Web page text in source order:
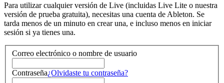
Para utilizar cualquier versión de Live (incluidas Live Lite o nuestra
versión de prueba gratuita), necesitas una cuenta de Ableton. Se
tarda menos de un minuto en crear una, e incluso menos en iniciar
sesión si ya tienes una.
Correo electrónico o nombre de usuario
Contraseña¿Olvidaste tu contraseña?